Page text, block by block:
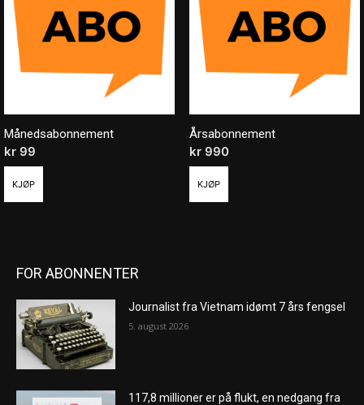
Månedsabonnement
kr 99
KJØP
Årsabonnement
kr990
KJØP
FOR ABONNENTER
Journalist fra Vietnam idømt 7 års fengsel
5. august 2026
117,8 millioner er på flukt, en nedgang fra